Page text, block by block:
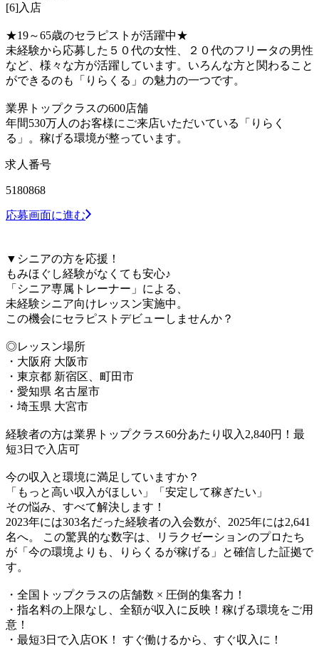
[6]入店
★19～65歳のセラピストが活躍中★
未経験から応募した５０代の女性、２０代のフリータの男性
など、様々な方が活躍しています。いろんな方と関わること
ができるのも「りらくる」の魅力の一つです。
業界トップクラスの600店舗
年間530万人のお客様にご来店いただいている「りらく
る」。稼げる環境が整っています。
求人番号
5180868
応募画面に進む
▼シニアの方を応援！
もみほぐし経験がなくても安心♪
「シニア専属トレーナー」による、
未経験シニア向けレッスン実施中。
この機会にセラピストデビューしませんか？
◎レッスン場所
・大阪府 大阪市
・東京都 新宿区、町田市
・愛知県 名古屋市
・埼玉県 大宮市
経験者の方は業界トップクラス60分あたり収入2,840円！最
短3日で入店可
今の収入と環境に満足していますか？
「もっと高い収入がほしい」「安定して稼ぎたい」
その悩み、すべて解決します！
2023年には303名だった経験者の入会数が、2025年には2,641
名へ。 この驚異的な数字は、リラクゼーションのプロたち
が「今の環境よりも、りらくるが稼げる」と確信した証拠で
す。
・全国トップクラスの店舗数 × 圧倒的集客力！
・指名料の上限なし、全額が収入に反映！稼げる環境をご用
意！
・最短3日で入店OK！ すぐ働けるから、すぐ収入に！